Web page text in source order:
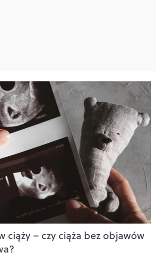
ciąży – czy ciąża bez objawów